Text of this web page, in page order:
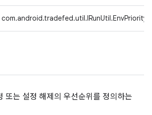
com.android.tradefed.util.IRunUtil.EnvPriority
또는 설정 해제의 우선순위를 정의하는